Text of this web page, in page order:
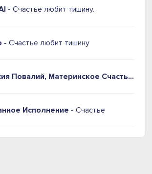
- Счастье любит тишину.
- Счастье любит тишину
Таисия Повалий, Материнское Счастье -
Исполнение - Счастье